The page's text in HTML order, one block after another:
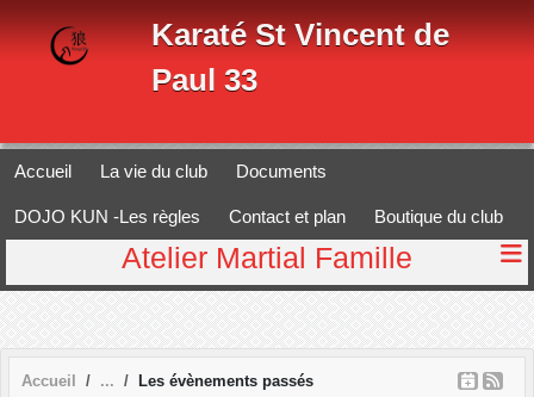
Karaté St Vincent de
Paul 33
Accueil La vie du club Documents
DOJO KUN -Les règles Contact et plan Boutique du club
Atelier Martial Famille
Accueil Les évènements passés